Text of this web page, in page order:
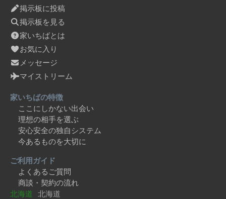
掲示板に投稿
掲示板を見る
家いちばとは
お気に入り
メッセージ
マイストリーム
家いちばの特徴
ここにしかない出会い
理想の相手を選ぶ
安心安全の独自システム
今あるものを大切に
ご利用ガイド
よくあるご質問
商談・契約の流れ
北海道 北海道